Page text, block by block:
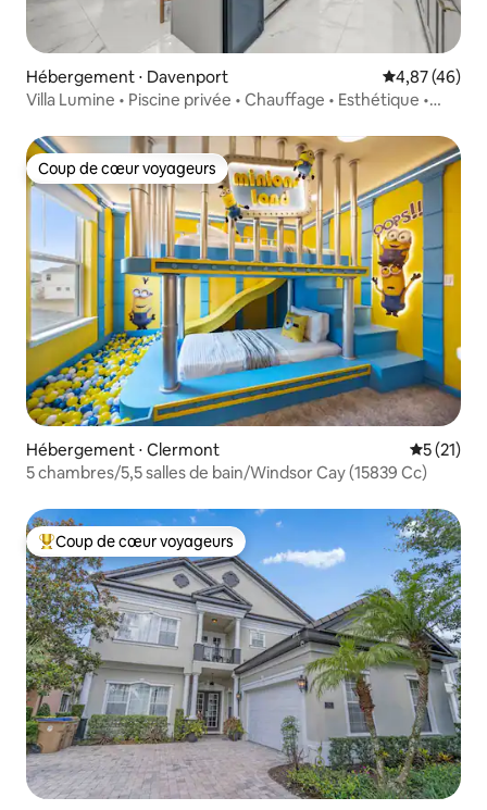
Hébergement ⋅ Davenport Évaluation
4,87 (46)
Villa Lumine • Piscine privée • Chauffage • Esthétique •
Coup de cœur voyageurs
Coup de cœur voyageurs
Hébergement ⋅ Clermont
5 (21)
5 chambres/5,5 salles de bain/Windsor Cay (15839 Cc)
Coups de cœur voyageurs les plus appréciés
Coup de cœur voyageurs